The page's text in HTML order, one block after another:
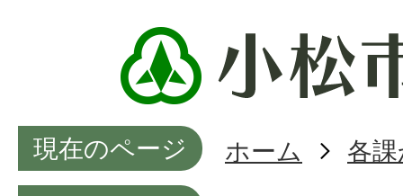
現在のページ ホーム
各